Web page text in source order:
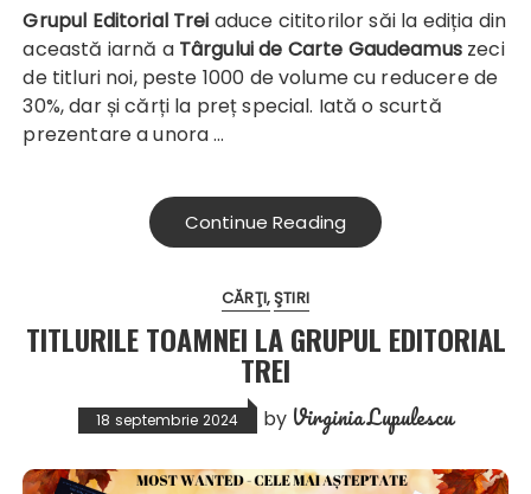
Grupul Editorial Trei aduce cititorilor săi la ediția din
această iarnă a Târgului de Carte Gaudeamuszeci
de titluri noi, peste 1000 de volume cu reducere de
30%, dar și cărți la preț special. Iată o scurtă
prezentare a unora …
Continue Reading
CĂRŢI ŞTIRI
TITLURILE TOAMNEI LA GRUPUL EDITORIAL
TREI
18 septembrie 2024 by Virginia Lupulescu